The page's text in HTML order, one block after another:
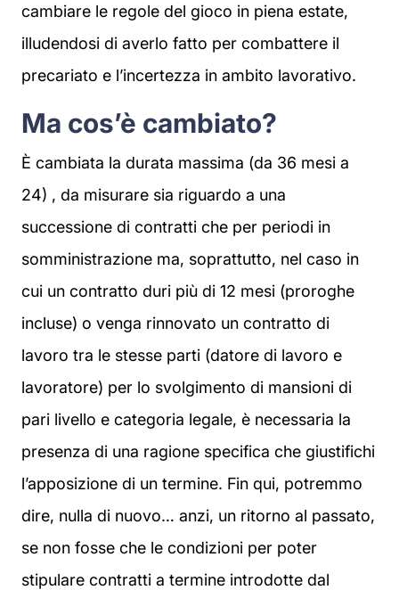
cambiare le regole del gioco in piena estate,
illudendosi di averlo fatto per combattere il
precariato e l’incertezza in ambito lavorativo.
Ma cos’è cambiato?
È cambiata la durata massima (da 36 mesi a
24) , da misurare sia riguardo a una
successione di contratti che per periodi in
somministrazione ma, soprattutto, nel caso in
cui un contratto duri più di 12 mesi (proroghe
incluse) o venga rinnovato un contratto di
lavoro tra le stesse parti (datore di lavoro e
lavoratore) per lo svolgimento di mansioni di
pari livello e categoria legale, è necessaria la
presenza di una ragione specifica che giustifichi
l’apposizione di un termine. Fin qui, potremmo
dire, nulla di nuovo… anzi, un ritorno al passato,
se non fosse che le condizioni per poter
stipulare contratti a termine introdotte dal